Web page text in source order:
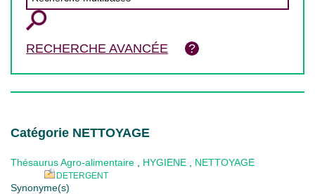
RECHERCHE AVANCÉE
Catégorie NETTOYAGE
Thésaurus Agro-alimentaire HYGIENE NETTOYAGE
DETERGENT
Synonyme(s)